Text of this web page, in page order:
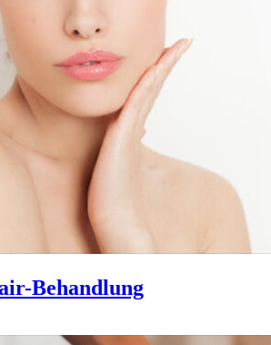
Behandlung